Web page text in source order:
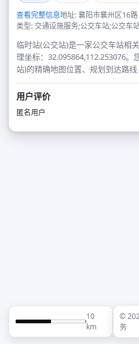
查看完整信息地址: 襄阳市襄州区16路
类型: 交通设施服务;公交车站;公交车
临时站(公交站)是一家公交车站相
理坐标：32.095864,112.253076
站)的精确地图位置、规划到达路线
用户评价
匿名用户
10
km
©
务